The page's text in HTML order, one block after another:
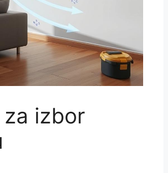
izbor